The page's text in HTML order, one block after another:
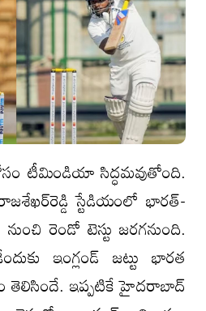
టీమిండియా సిద్ధమవుతోంది.
స్టేడియంలో భారత్‌-
రెండో టెస్టు జరగనుంది.
ఇంగ్లండ్‌ జట్టు భారత
తెలిసిందే. ఇప్పటికే హైదరాబాద్‌